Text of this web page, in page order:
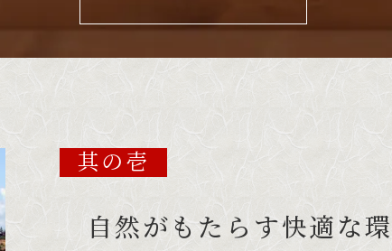
其の壱
自然がもたらす快適な